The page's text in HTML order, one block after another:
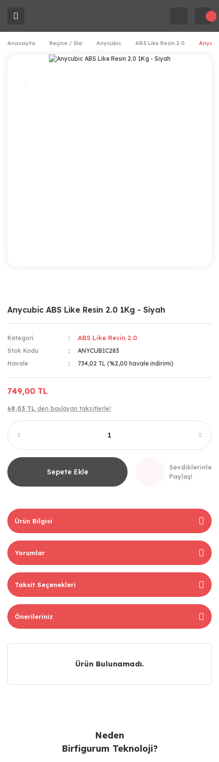
Anasayfa Reçine / Sla Anycubic ABS Like Resin 2.0
Anycubic ABS Like Resin 2.0 1Kg - Siyah
Kategori ABS Like Resin 2.0
Stok Kodu
ANYCUBIC283
Havale
734,02 TL (%2,00 havale indirimi)
749,00 TL
68,03 TL den başlayan taksitlerle!
Sepete Ekle
Sevdiklerinle
Paylaş!
Ürün Bilgisi
Yorumlar
Taksit Seçenekleri
Önerileriniz
Ürün Bulunamadı.
Neden
Birfigurum Teknoloji?